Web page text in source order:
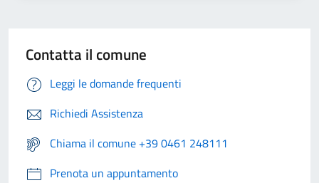
Contatta il comune
Leggi le domande frequenti
Richiedi Assistenza
Chiama il comune +39 0461 248111
Prenota un appuntamento